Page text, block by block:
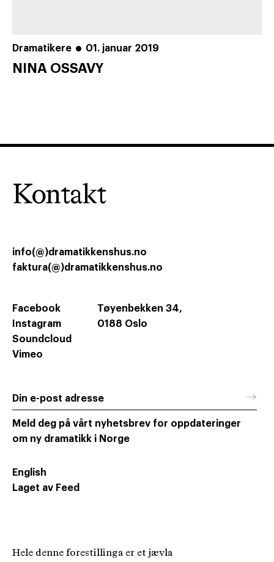
Dramatikere 01. januar 2019
NINA OSSAVY
Hele denne forestillinga er et jævla
Kontakt
Tøyenbekken 34,
0188 Oslo
info(@)dramatikkenshus.no
faktura(@)dramatikkenshus.no
Facebook
Instagram
Soundcloud
Vimeo
Din e-post adresse →
Meld deg på vårt nyhetsbrev for oppdateringer
om ny dramatikk i Norge
English
Laget av Feed